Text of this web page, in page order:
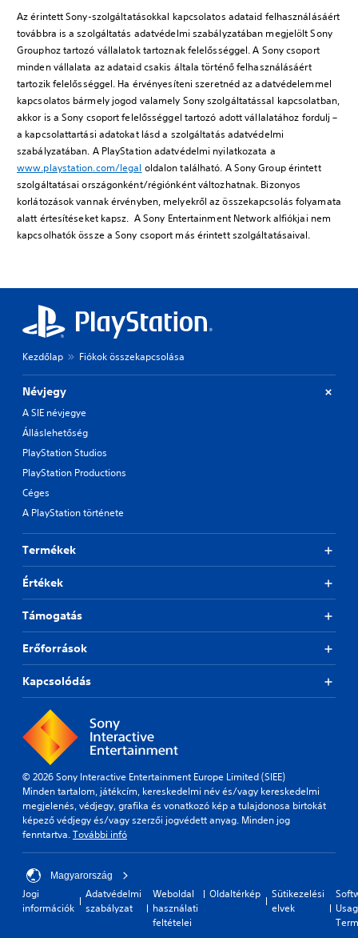
Az érintett Sony-szolgáltatásokkal kapcsolatos adataid felhasználásáért
továbbra is a szolgáltatás adatvédelmi szabályzatában megjelölt Sony
Grouphoz tartozó vállalatok tartoznak felelősséggel. A Sony csoport
minden vállalata az adataid csakis általa történő felhasználásáért
tartozik felelősséggel. Ha érvényesíteni szeretnéd az adatvédelemmel
kapcsolatos bármely jogod valamely Sony szolgáltatással kapcsolatban,
akkor is a Sony csoport felelősséggel tartozó adott vállalatához fordulj –
a kapcsolattartási adatokat lásd a szolgáltatás adatvédelmi
szabályzatában. A PlayStation adatvédelmi nyilatkozata a
www.playstation.com/legal oldalon található. A Sony Group érintett
szolgáltatásai országonként/régiónként változhatnak. Bizonyos
korlátozások vannak érvényben, melyekről az összekapcsolás folyamata
alatt értesítéseket kapsz. A Sony Entertainment Network alfiókjai nem
kapcsolhatók össze a Sony csoport más érintett szolgáltatásaival.
Kezdőlap Fiókok összekapcsolása
Névjegy
A SIE névjegye
Álláslehetőség
PlayStation Studios
PlayStation Productions
Céges
A PlayStation története
Termékek
Értékek
Támogatás
Erőforrások
Kapcsolódás
© 2026 Sony Interactive Entertainment Europe Limited (SIEE)
Minden tartalom, játékcím, kereskedelmi név és/vagy kereskedelmi
megjelenés, védjegy, grafika és vonatkozó kép a tulajdonosa birtokát
képező védjegy és/vagy szerzői jogvédett anyag. Minden jog
fenntartva.További infó
Magyarország
Jogi
információk
Adatvédelmi
szabályzat
Weboldal
használati
feltételei
Oldaltérkép
Sütikezelési
elvek